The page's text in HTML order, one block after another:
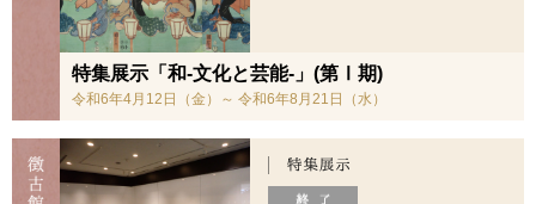
特集展示「和-文化と芸能-」(第Ⅰ期)
令和6年4月12日（金）～ 令和6年8月21日（水）